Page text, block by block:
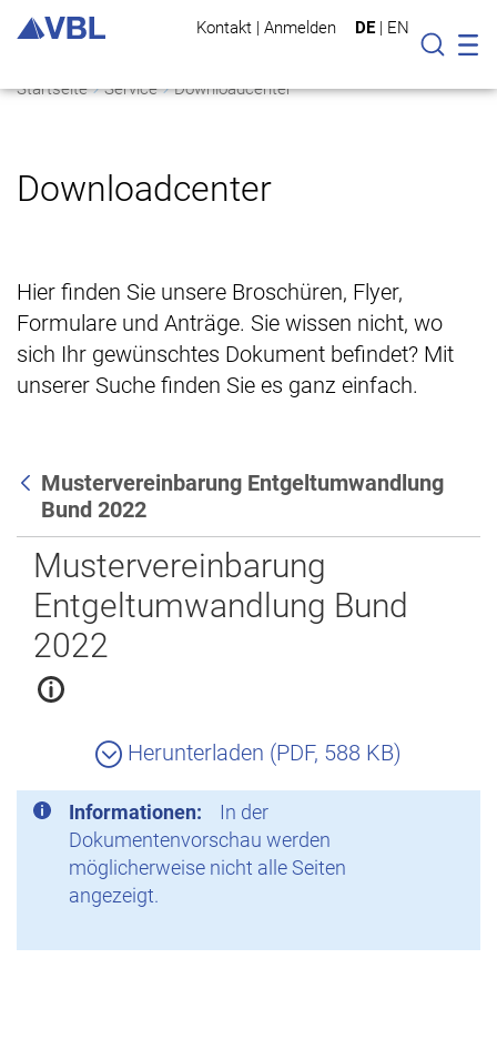
Kontakt | Anmelden DE | EN
Suche
Startseite Service Downloadcenter
Downloadcenter
Hier finden Sie unsere Broschüren, Flyer,
Formulare und Anträge. Sie wissen nicht, wo
sich Ihr gewünschtes Dokument befindet? Mit
unserer Suche finden Sie es ganz einfach.
Zurück
Mustervereinbarung Entgeltumwandlung
Bund 2022
Mustervereinbarung
Entgeltumwandlung Bund
2022
Herunterladen (PDF, 588 KB)
Informationen:
In der
Dokumentenvorschau werden
möglicherweise nicht alle Seiten
angezeigt.